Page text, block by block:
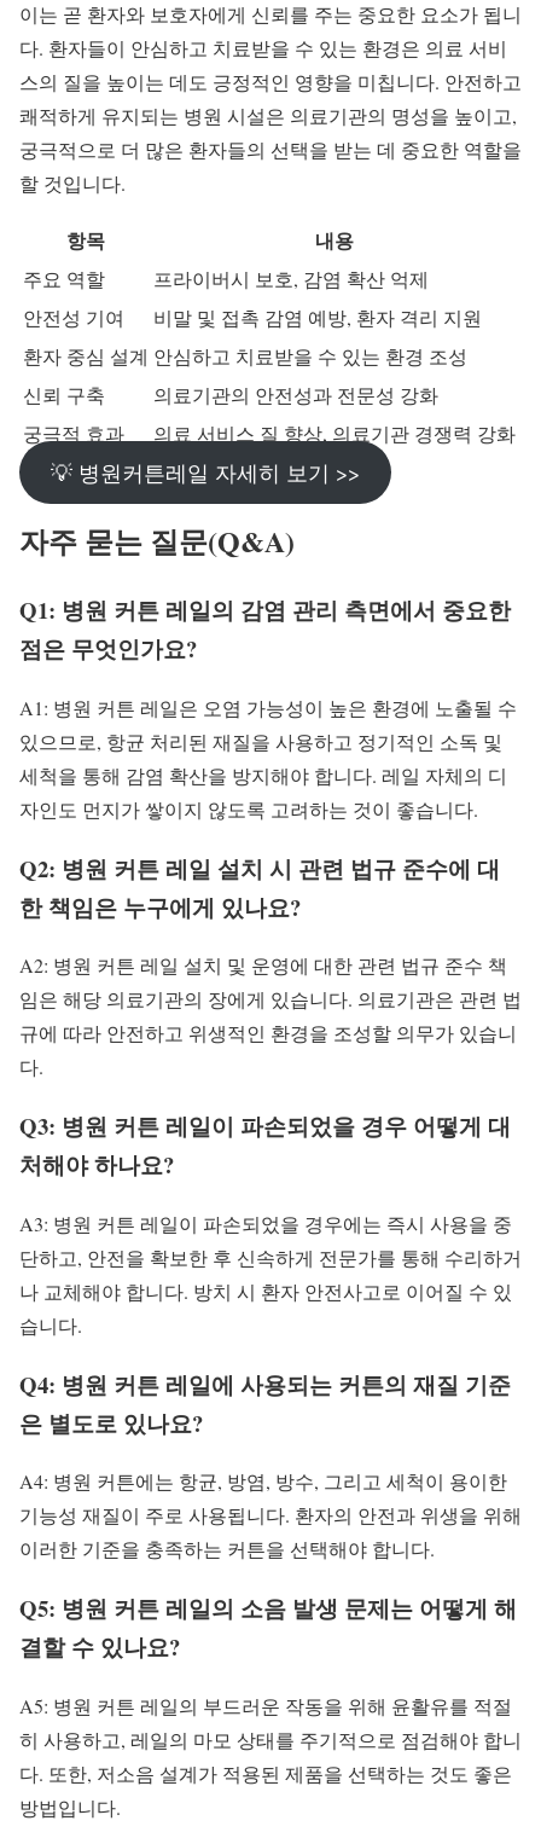
이는 곧 환자와 보호자에게 신뢰를 주는 중요한 요소가 됩니
다. 환자들이 안심하고 치료받을 수 있는 환경은 의료 서비
스의 질을 높이는 데도 긍정적인 영향을 미칩니다. 안전하고
쾌적하게 유지되는 병원 시설은 의료기관의 명성을 높이고,
궁극적으로 더 많은 환자들의 선택을 받는 데 중요한 역할을
할 것입니다.
항목 내용
주요 역할
프라이버시 보호, 감염 확산 억제
안전성 기여
비말 및 접촉 감염 예방, 환자 격리 지원
환자 중심 설계 안심하고 치료받을 수 있는 환경 조성
신뢰 구축
의료기관의 안전성과 전문성 강화
궁극적 효과
의료 서비스 질 향상, 의료기관 경쟁력 강화
💡 병원커튼레일 자세히 보기 >>
자주 묻는 질문(Q&A)
Q1: 병원 커튼 레일의 감염 관리 측면에서 중요한
점은 무엇인가요?
A1: 병원 커튼 레일은 오염 가능성이 높은 환경에 노출될 수
있으므로, 항균 처리된 재질을 사용하고 정기적인 소독 및
세척을 통해 감염 확산을 방지해야 합니다. 레일 자체의 디
자인도 먼지가 쌓이지 않도록 고려하는 것이 좋습니다.
Q2: 병원 커튼 레일 설치 시 관련 법규 준수에 대
한 책임은 누구에게 있나요?
A2: 병원 커튼 레일 설치 및 운영에 대한 관련 법규 준수 책
임은 해당 의료기관의 장에게 있습니다. 의료기관은 관련 법
규에 따라 안전하고 위생적인 환경을 조성할 의무가 있습니
다.
Q3: 병원 커튼 레일이 파손되었을 경우 어떻게 대
처해야 하나요?
A3: 병원 커튼 레일이 파손되었을 경우에는 즉시 사용을 중
단하고, 안전을 확보한 후 신속하게 전문가를 통해 수리하거
나 교체해야 합니다. 방치 시 환자 안전사고로 이어질 수 있
습니다.
Q4: 병원 커튼 레일에 사용되는 커튼의 재질 기준
은 별도로 있나요?
A4: 병원 커튼에는 항균, 방염, 방수, 그리고 세척이 용이한
기능성 재질이 주로 사용됩니다. 환자의 안전과 위생을 위해
이러한 기준을 충족하는 커튼을 선택해야 합니다.
Q5: 병원 커튼 레일의 소음 발생 문제는 어떻게 해
결할 수 있나요?
A5: 병원 커튼 레일의 부드러운 작동을 위해 윤활유를 적절
히 사용하고, 레일의 마모 상태를 주기적으로 점검해야 합니
다. 또한, 저소음 설계가 적용된 제품을 선택하는 것도 좋은
방법입니다.